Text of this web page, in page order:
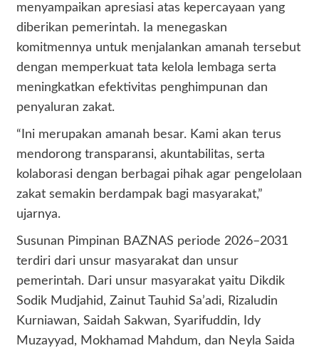
menyampaikan apresiasi atas kepercayaan yang
diberikan pemerintah. Ia menegaskan
komitmennya untuk menjalankan amanah tersebut
dengan memperkuat tata kelola lembaga serta
meningkatkan efektivitas penghimpunan dan
penyaluran zakat.
“Ini merupakan amanah besar. Kami akan terus
mendorong transparansi, akuntabilitas, serta
kolaborasi dengan berbagai pihak agar pengelolaan
zakat semakin berdampak bagi masyarakat,”
ujarnya.
Susunan Pimpinan BAZNAS periode 2026–2031
terdiri dari unsur masyarakat dan unsur
pemerintah. Dari unsur masyarakat yaitu Dikdik
Sodik Mudjahid, Zainut Tauhid Sa’adi, Rizaludin
Kurniawan, Saidah Sakwan, Syarifuddin, Idy
Muzayyad, Mokhamad Mahdum, dan Neyla Saida